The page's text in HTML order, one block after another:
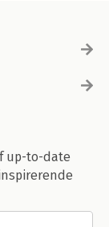
up-to-date